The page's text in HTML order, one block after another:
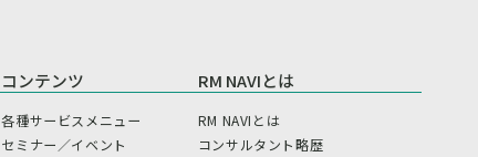
コンテンツ
各種サービスメニュー
セミナー／イベント
RM NAVIとは
RM NAVIとは
コンサルタント略歴